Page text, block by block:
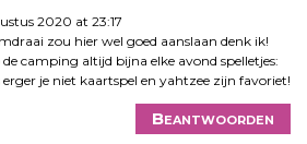
2020 at 23:17
zou hier wel goed aanslaan denk ik!
camping altijd bijna elke avond spelletjes:
erger je niet kaartspel en yahtzee zijn favoriet!
Beantwoorden